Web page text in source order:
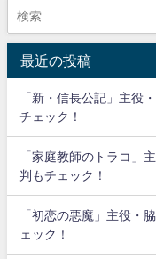
最近の投稿
「新・信長公記」主役
チェック！
「家庭教師のトラコ」
判もチェック！
「初恋の悪魔」主役・
ェック！